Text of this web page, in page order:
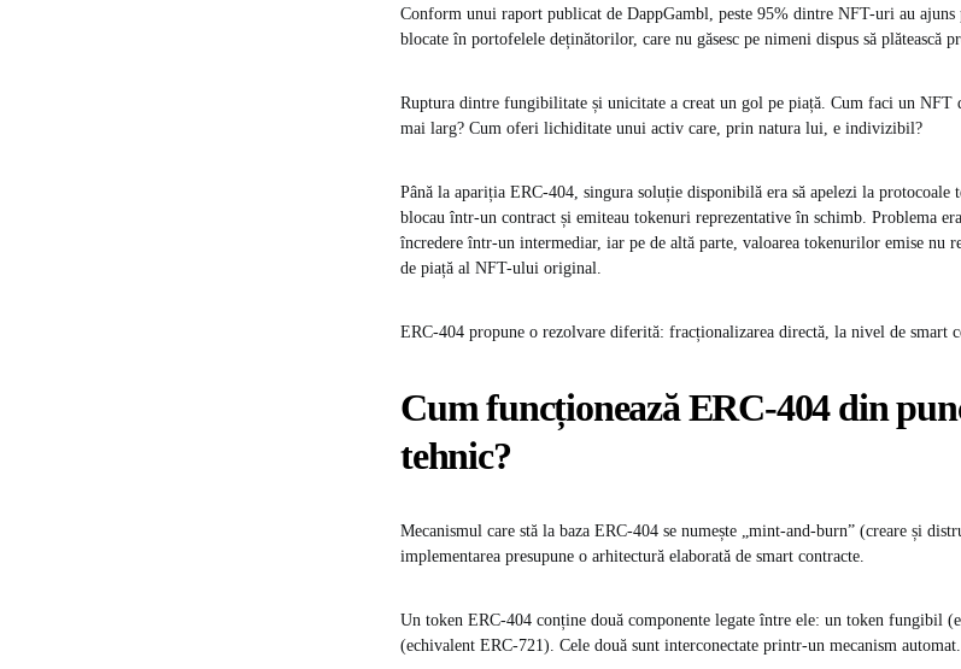
Conform unui raport publicat de DappGambl, peste 95% dintre NFT-uri au
blocate în portofelele deținătorilor, care nu găsesc pe nimeni dispus să plătească
Ruptura dintre fungibilitate și unicitate a creat un gol pe piață. Cum faci un NFT
mai larg? Cum oferi lichiditate unui activ care, prin natura lui, e indivizibil?
Până la apariția ERC-404, singura soluție disponibilă era să apelezi la protocoale
blocau într-un contract și emiteau tokenuri reprezentative în schimb. Problema
încredere într-un intermediar, iar pe de altă parte, valoarea tokenurilor emise nu
de piață al NFT-ului original.
ERC-404 propune o rezolvare diferită: fracționalizarea directă, la nivel de smart
Cum funcționează ERC-404 din
tehnic?
Mecanismul care stă la baza ERC-404 se numește „mint-and-burn” (creare și
implementarea presupune o arhitectură elaborată de smart contracte.
Un token ERC-404 conține două componente legate între ele: un token fungibil
(echivalent ERC-721). Cele două sunt interconectate printr-un mecanism automat.